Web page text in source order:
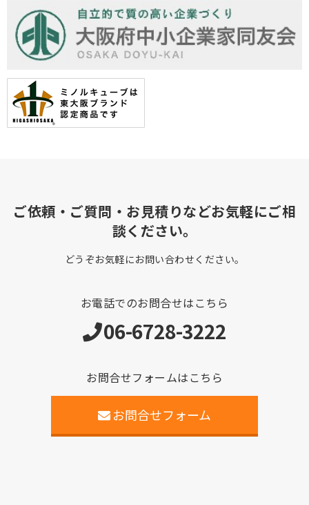
ご依頼・ご質問・お見積りなどお気軽にご相
談ください。
どうぞお気軽にお問い合わせください。
お電話でのお問合せはこちら
06-6728-3222
お問合せフォームはこちら
お問合せフォーム